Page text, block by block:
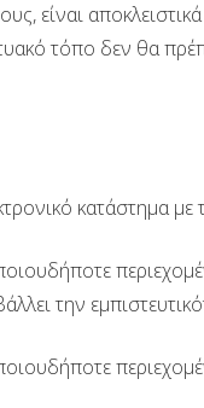
είναι
τόπο δεν θα
κατάστημα με
την